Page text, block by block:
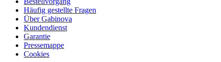
Über Gabinova
Kundendienst
Garantie
Pressemappe
Cookies